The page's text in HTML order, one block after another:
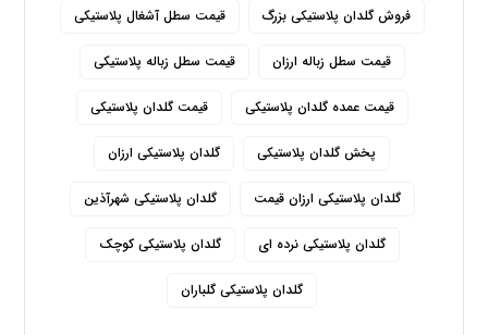
فروش گلدان پلاستیکی بزرگ قیمت سطل آشغال پلاستیکی
قیمت سطل زباله ارزان قیمت سطل زباله پلاستیکی
قیمت عمده گلدان پلاستیکی قیمت گلدان پلاستیکی
پخش گلدان پلاستیکی گلدان پلاستیکی ارزان
گلدان پلاستیکی ارزان قیمت گلدان پلاستیکی شهرآذین
گلدان پلاستیکی نرده ای گلدان پلاستیکی کوچک
گلدان پلاستیکی گلباران